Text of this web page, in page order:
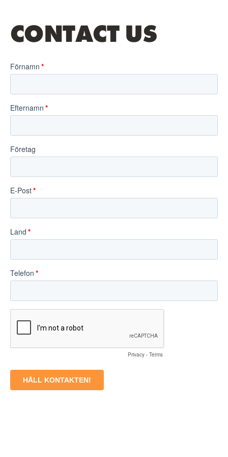
CONTACT US
Förnamn
Efternamn
Företag
E-Post
Land
Telefon
Privacy - Terms